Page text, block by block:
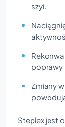
szyi.
poprawy
Zmiany
Steplex jest